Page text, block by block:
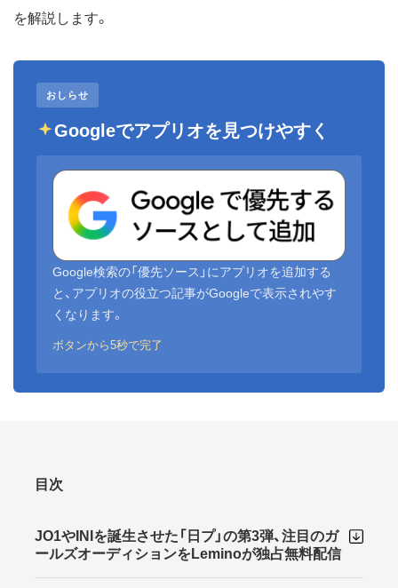
を解説します。
おしらせ
Googleでアプリオを見つけやすく
Google検索の「優先ソース」にアプリオを追加する
と、アプリオの役立つ記事がGoogleで表示されやす
くなります。
ボタンから5秒で完了
目次
JO1やINIを誕生させた「日プ」の第3弾、注目のガ
ールズオーディションをLeminoが独占無料配信